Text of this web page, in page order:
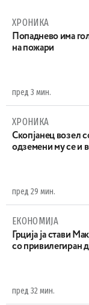
ХРОНИКА
Попаднево има
на пожари
пред 3 мин.
ХРОНИКА
Скопјанец возел
одземени му се и
пред 29 мин.
ЕКОНОМИЈА
Грција ја стави
со привилегиран
пред 32 мин.